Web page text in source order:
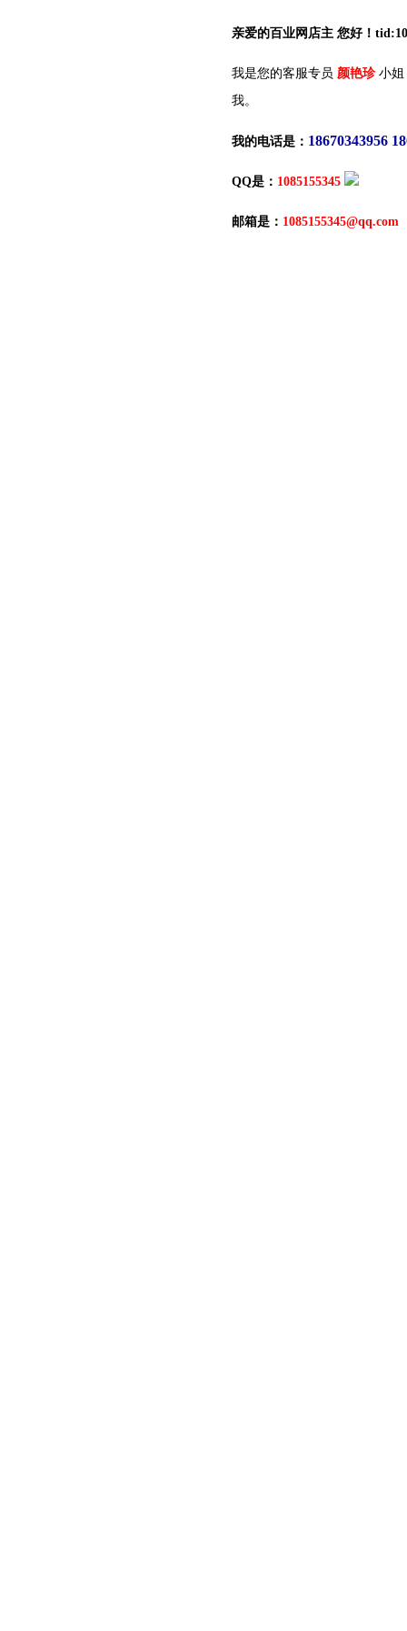
亲爱的百业网店主 您好！
我是您的客服专员 颜艳珍小姐
我。
我的电话是： 18670343956
QQ是： 1085155345
邮箱是： 1085155345@qq.com